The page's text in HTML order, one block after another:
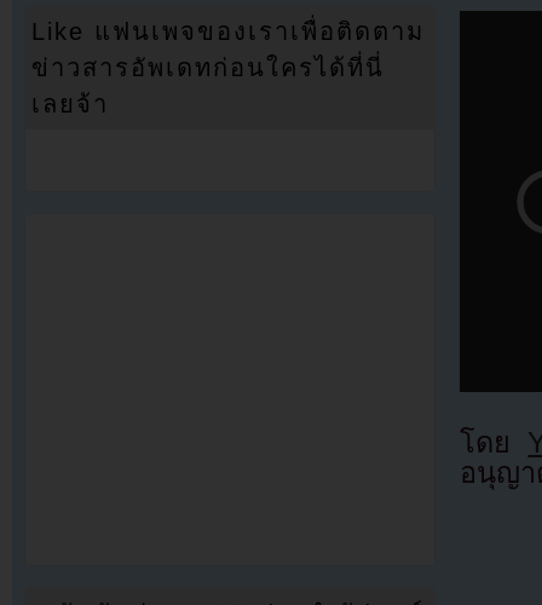
โดย
อนุญา
Like แฟนเพจของเราเพื่อติดตาม
ข่าวสารอัพเดทก่อนใครได้ที่นี่
เลยจ้า